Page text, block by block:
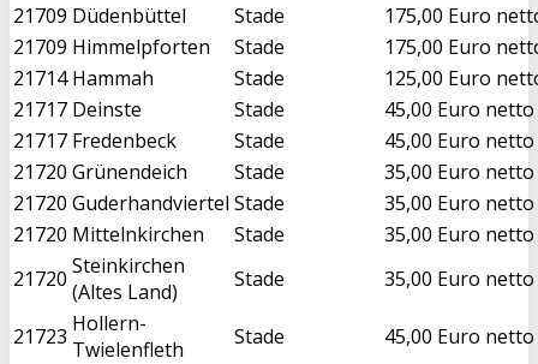
21709 Düdenbüttel Stade
175,00 Euro
21709 Himmelpforten Stade
175,00 Euro
21714 Hammah Stade
125,00 Euro
21717 Deinste Stade
45,00 Euro netto
21717 Fredenbeck Stade
45,00 Euro netto
21720 Grünendeich Stade
35,00 Euro netto
21720 Guderhandviertel Stade
35,00 Euro netto
21720 Mittelnkirchen Stade
35,00 Euro netto
21720 Steinkirchen
(Altes Land)
Stade 35,00 Euro netto
21723 Hollern-
Twielenfleth
Stade
45,00 Euro netto